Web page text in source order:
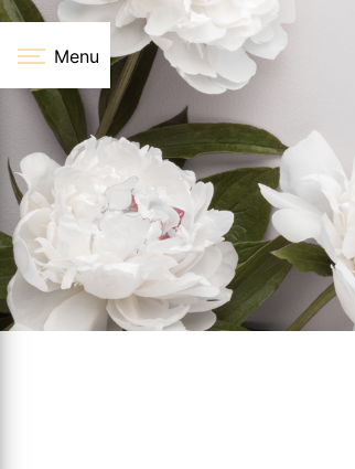
Panneau de gestion des cookies
Menu